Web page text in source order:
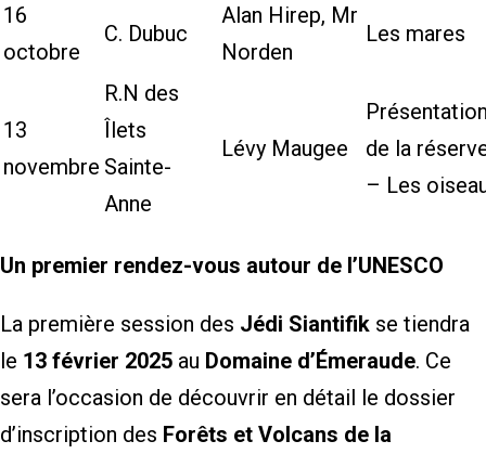
16
octobre
C. Dubuc
Alan Hirep, Mr
Norden
Les mares
13
novembre
R.N des
Îlets
Sainte-
Anne
Lévy Maugee
de la
– Les
Un premier rendez-vous autour de l’UNESCO
La première session des Jédi Siantifik se tiendra
le 13 février 2025 au Domaine d’Émeraude. Ce
sera l’occasion de découvrir en détail le dossier
d’inscription des Forêts et Volcans de la